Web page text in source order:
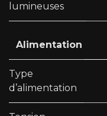
lumineuses
Alimentation
Type
d’alimentation